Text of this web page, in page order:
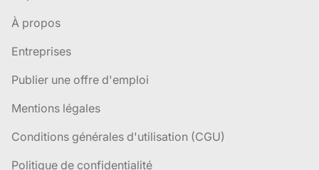
À propos
Entreprises
Publier une offre d'emploi
Mentions légales
Conditions générales d'utilisation (CGU)
Politique de confidentialité